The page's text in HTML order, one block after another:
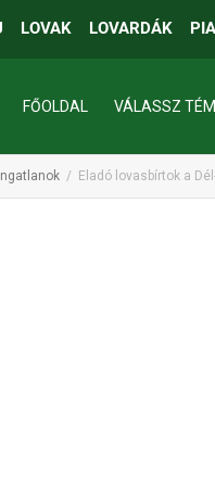
LOVAK LOVARDÁK
FŐOLDAL VÁLASSZ
INGATLANOK
Eladó lovasbírtok a